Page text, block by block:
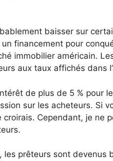
baisser sur
financement pour
immobilier américain.
aux taux affichés dans
de plus de 5 % pour
sur les acheteurs. Si
Cependant, je ne
prêteurs sont devenus